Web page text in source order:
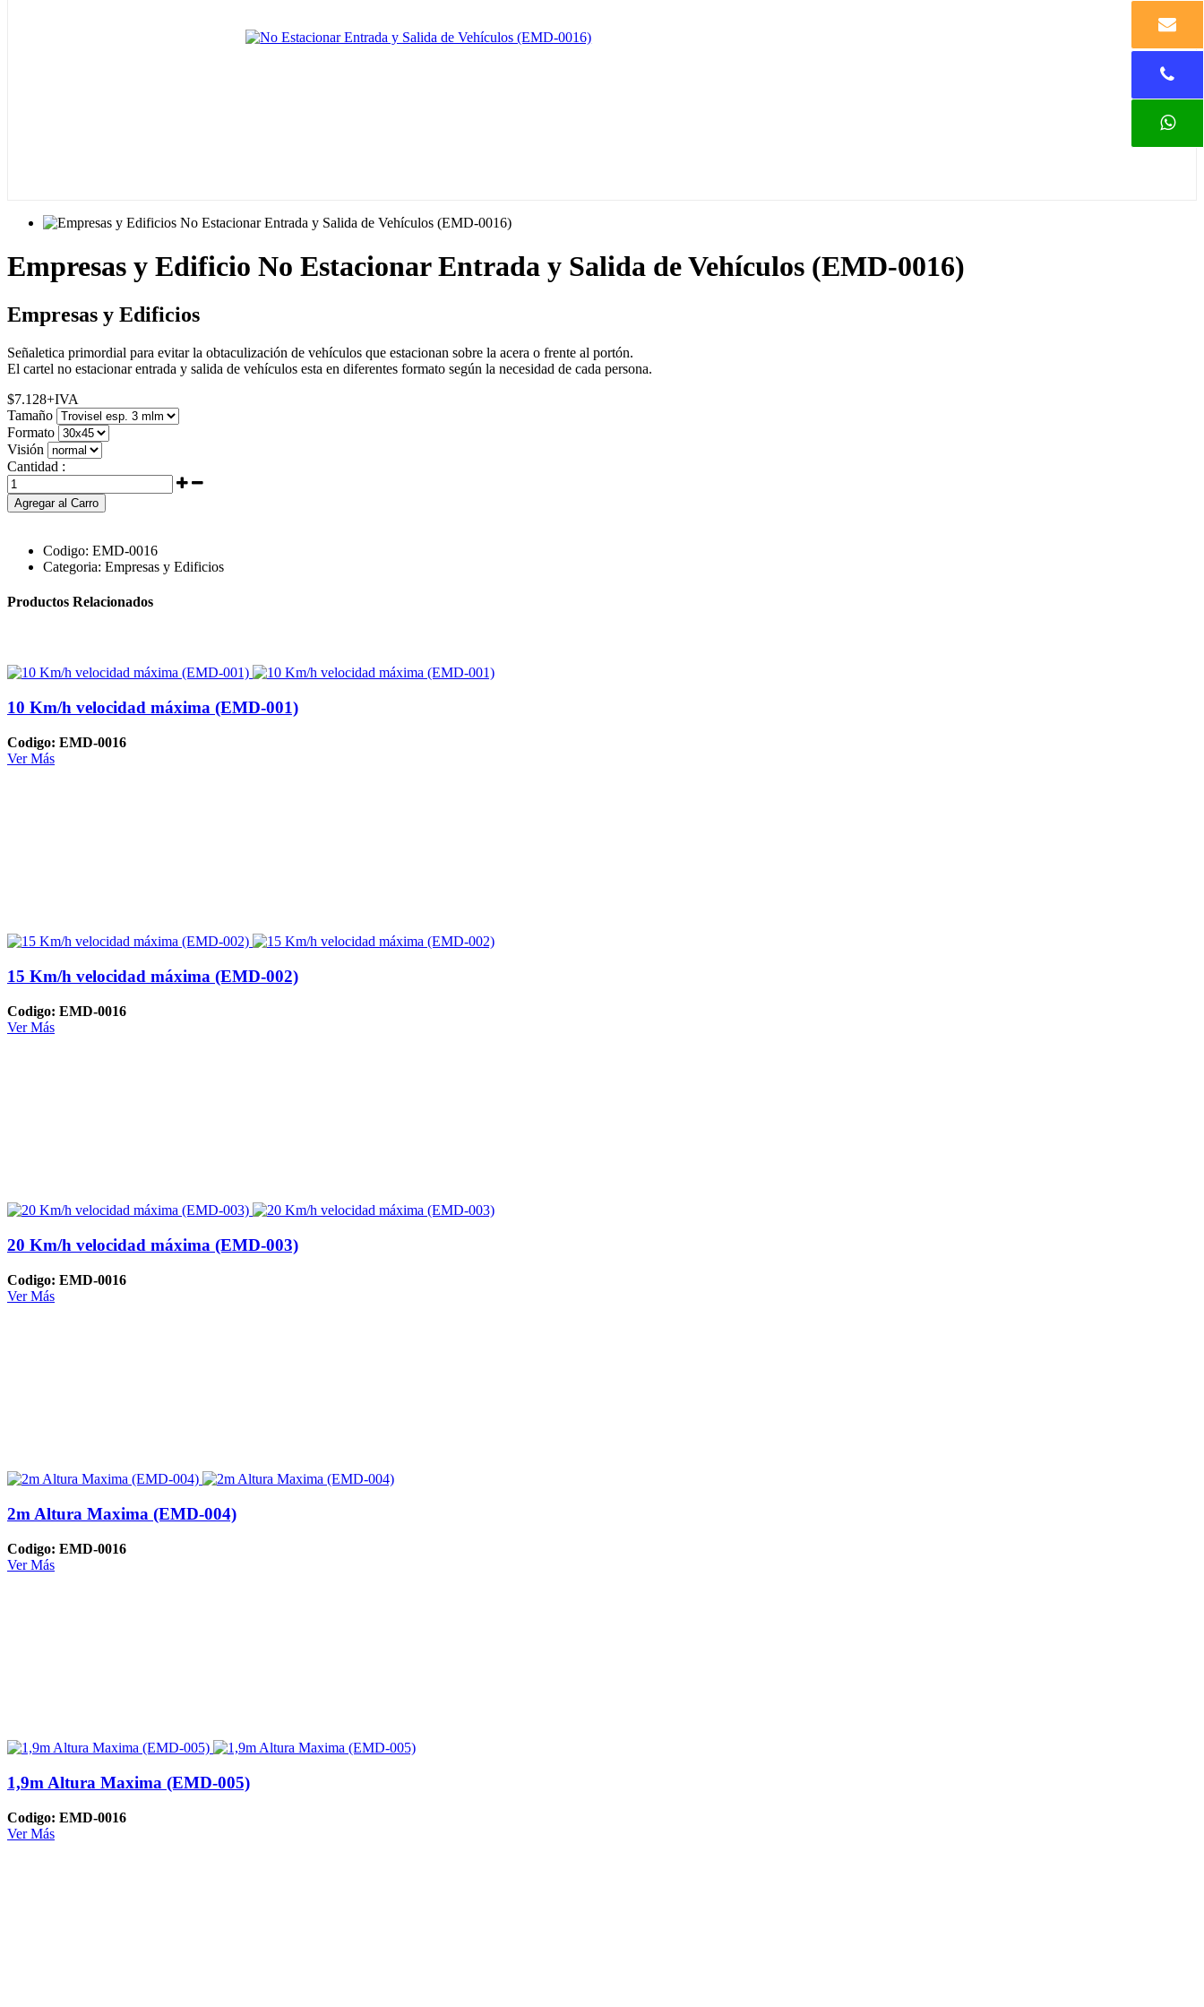
Empresas y Edificio No Estacionar Entrada y Salida de Vehículos (EMD-0016)
Empresas y Edificios
Señaletica primordial para evitar la obtaculización de vehículos que estacionan sobre la acera o frente al portón.
El cartel no estacionar entrada y salida de vehículos esta en diferentes formato según la necesidad de cada persona.
$7.128+IVA
Tamaño
Formato
Visión
Cantidad :
Agregar al Carro
Codigo: EMD-0016
Categoria: Empresas y Edificios
Productos Relacionados
10 Km/h velocidad máxima (EMD-001)
Codigo: EMD-0016
Ver Más
15 Km/h velocidad máxima (EMD-002)
Codigo: EMD-0016
Ver Más
20 Km/h velocidad máxima (EMD-003)
Codigo: EMD-0016
Ver Más
2m Altura Maxima (EMD-004)
Codigo: EMD-0016
Ver Más
1,9m Altura Maxima (EMD-005)
Codigo: EMD-0016
Ver Más